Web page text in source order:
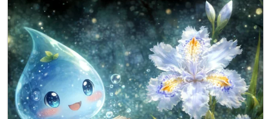
ヘ」と詠んでいる有名な歌をご紹介します。 本日、この